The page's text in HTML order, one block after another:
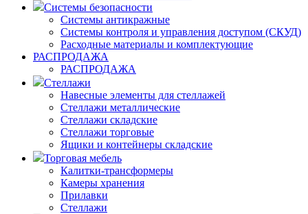
Системы безопасности
Системы антикражные
Системы контроля и управления доступом (СКУД)
Расходные материалы и комплектующие
РАСПРОДАЖА
РАСПРОДАЖА
Стеллажи
Навесные элементы для стеллажей
Стеллажи металлические
Стеллажи складские
Стеллажи торговые
Ящики и контейнеры складские
Торговая мебель
Калитки-трансформеры
Камеры хранения
Прилавки
Стеллажи